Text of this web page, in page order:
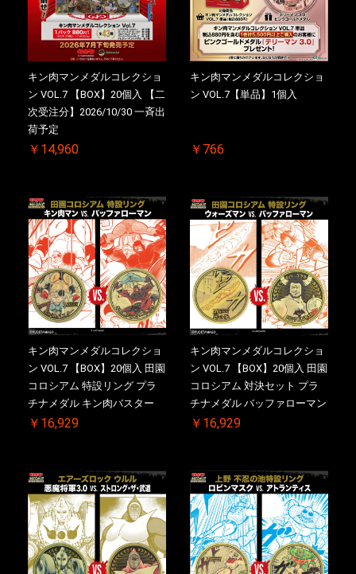
キン肉マンメダルコレクショ
ン VOL.7 【BOX】20個入 【二
次受注分】2026/10/30 一斉出
荷予定
￥14,960
キン肉マンメダルコレクショ
ン VOL.7【単品】1個入
￥766
キン肉マンメダルコレクショ
ン VOL.7 【BOX】20個入 田園
コロシアム 特設リング プラ
チナメダル キン肉バスター
VS. キン肉バスターやぶり ケ
【二次受注分】2026/10/30 一
斉出荷予定
￥16,929
キン肉マンメダルコレクショ
ン VOL.7 【BOX】20個入 田園
コロシアム 対決セット プラ
チナメダル バッファローマン
2.0 顎髭 Ver. VS. 光の矢 ケー
【二次受注分】2026/10/30 一
斉出荷予定
￥16,929